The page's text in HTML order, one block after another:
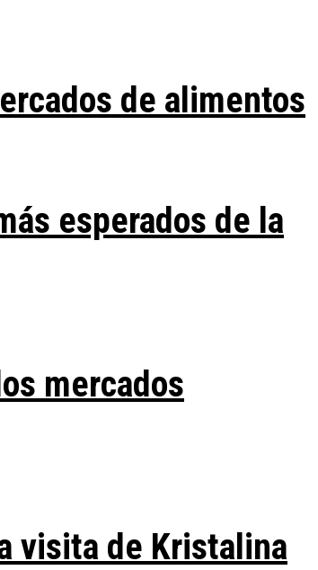
de alimentos
esperados de la
mercados
visita de Kristalina